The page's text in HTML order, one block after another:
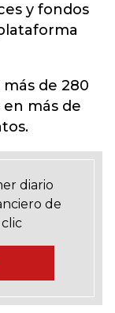
y fondos
de 280
más de
diario
de